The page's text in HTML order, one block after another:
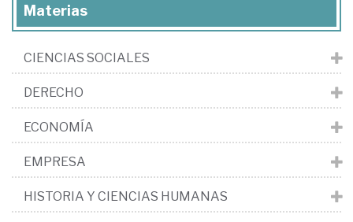
Materias
CIENCIAS SOCIALES
DERECHO
ECONOMÍA
EMPRESA
HISTORIA Y CIENCIAS HUMANAS